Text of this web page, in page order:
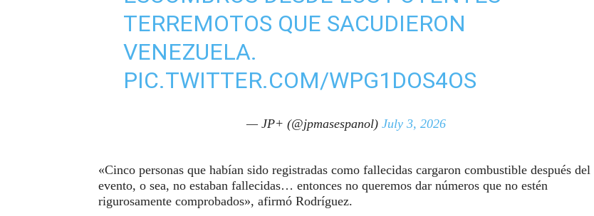
TERREMOTOS QUE SACUDIERON
VENEZUELA.
PIC.TWITTER.COM/WPG1DOS4OS
— JP+ (@jpmasespanol) July 3, 2026
«Cinco personas que habían sido registradas como fallecidas cargaron combustible después del
evento, o sea, no estaban fallecidas… entonces no queremos dar números que no estén
rigurosamente comprobados», afirmó Rodríguez.